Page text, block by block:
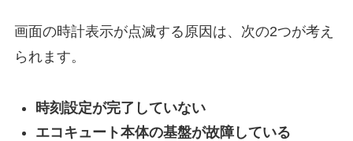
画面の時計表示が点滅する原因は、次の2つが考え
られます。
時刻設定が完了していない
エコキュート本体の基盤が故障している